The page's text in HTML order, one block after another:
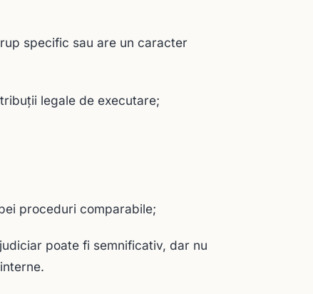
specific sau are un caracter
legale de executare;
proceduri comparabile;
poate fi semnificativ, dar nu